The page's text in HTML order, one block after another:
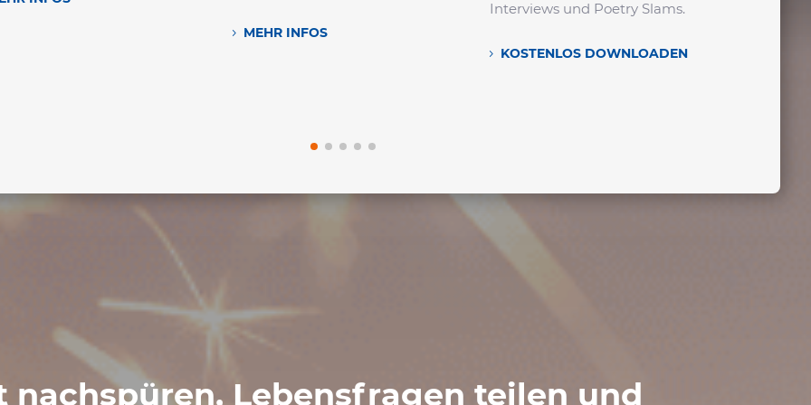
MEHR INFOS
Inter­views und Poetry Slams.
KOSTENLOS DOWN­LOADEN
nach­spüren, Lebens­fragen teilen und